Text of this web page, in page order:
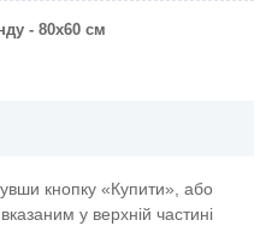
- 80х60 см
кнопку «Купити», або
у верхній частині